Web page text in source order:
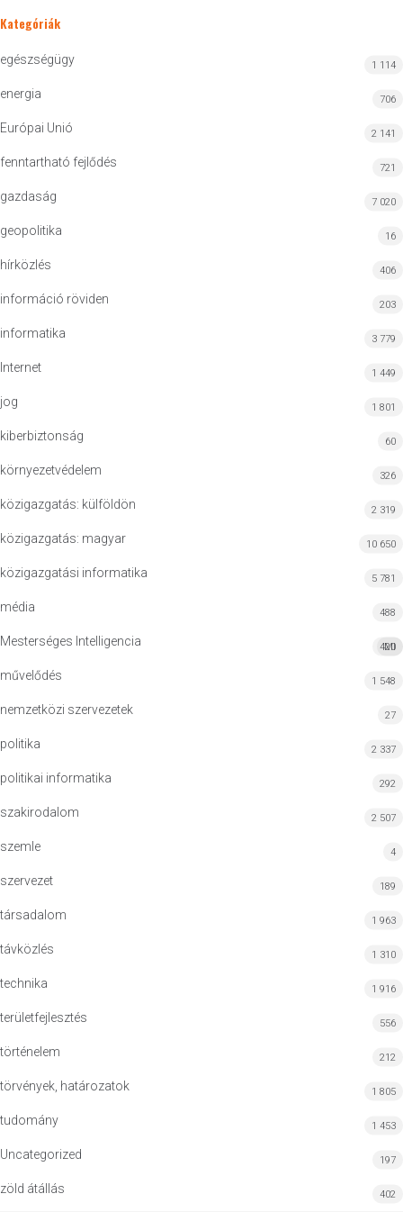
Kategóriák
egészségügy 1 114
energia 706
Európai Unió 2 141
fenntartható fejlődés 721
gazdaság 7 020
geopolitika 16
hírközlés 406
információ röviden 203
informatika 3 779
Internet 1 449
jog 1 801
kiberbiztonság 60
környezetvédelem 326
közigazgatás: külföldön 2 319
közigazgatás: magyar 10 650
közigazgatási informatika 5 781
média 488
Mesterséges Intelligencia MI
420
művelődés 1 548
nemzetközi szervezetek 27
politika 2 337
politikai informatika 292
szakirodalom 2 507
szemle 4
szervezet 189
társadalom 1 963
távközlés 1 310
technika 1 916
területfejlesztés 556
történelem 212
törvények, határozatok 1 805
tudomány 1 453
Uncategorized 197
zöld átállás 402